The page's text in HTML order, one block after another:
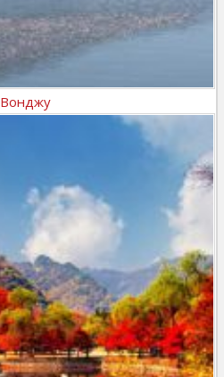
Вонджу